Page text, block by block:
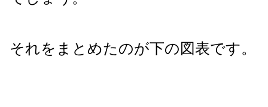
それをまとめたのが下の図表です。